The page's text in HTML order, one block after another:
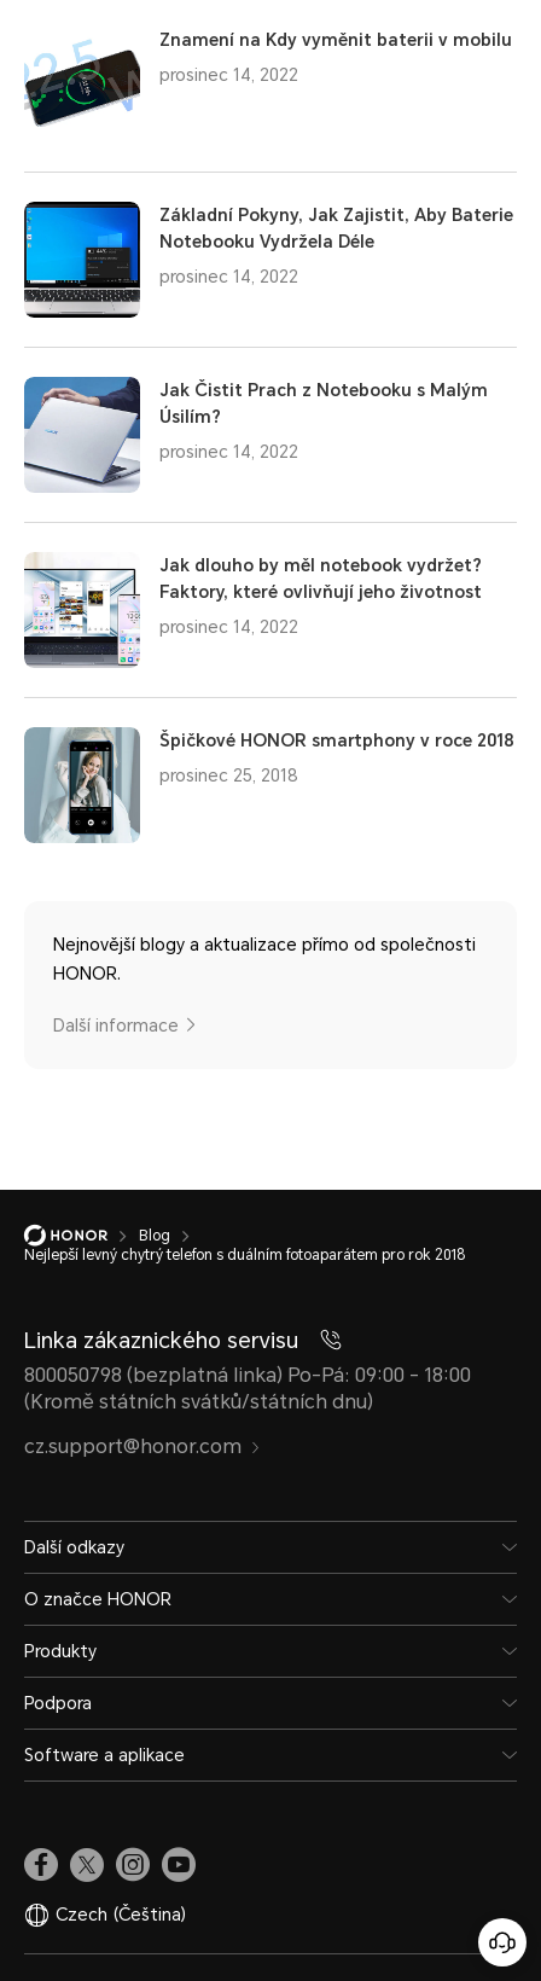
Znamení na Kdy vyměnit baterii v mobilu
prosinec 14, 2022
Základní Pokyny, Jak Zajistit, Aby Baterie
Notebooku Vydržela Déle
prosinec 14, 2022
Jak Čistit Prach z Notebooku s Malým
Úsilím?
prosinec 14, 2022
Jak dlouho by měl notebook vydržet?
Faktory, které ovlivňují jeho životnost
prosinec 14, 2022
Špičkové HONOR smartphony v roce 2018
prosinec 25, 2018
Nejnovější blogy a aktualizace přímo od společnosti
HONOR.
Další informace
Blog
Nejlepší levný chytrý telefon s duálním fotoaparátem pro rok 2018
Linka zákaznického servisu
800050798 (bezplatná linka) Po-Pá: 09:00 - 18:00
(Kromě státních svátků/státních dnu)
cz.support@honor.com
Další odkazy
O značce HONOR
Produkty
Podpora
Software a aplikace
Czech (Čeština)